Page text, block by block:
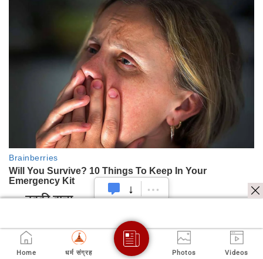
नक्की वाचा
Home धर्म संग्रह Photos Videos